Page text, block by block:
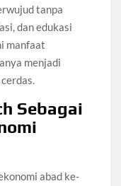
tanpa
dan edukasi
manfaat
menjadi
Sebagai
abad ke-